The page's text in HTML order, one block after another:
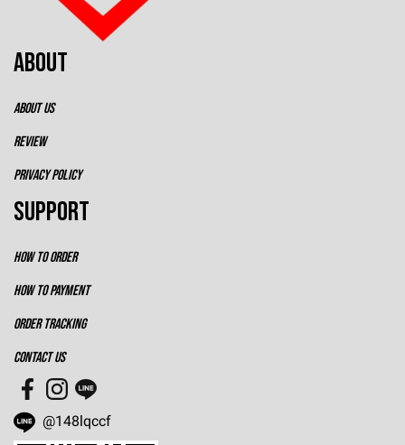
ABOUT
ABOUT US
REVIEW
PRIVACY POLICY
SUPPORT
HOW TO ORDER
HOW TO PAYMENT
ORDER TRACKING
CONTACT US
@148lqccf